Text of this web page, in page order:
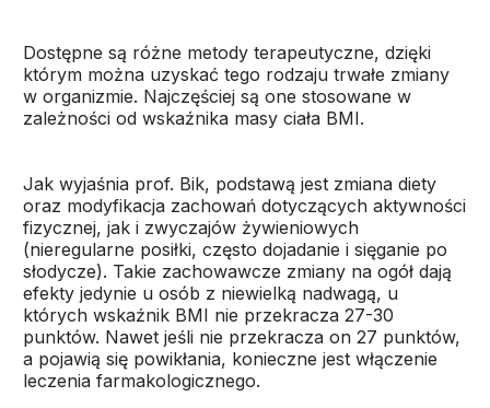
Dostępne są różne metody terapeutyczne, dzięki
którym można uzyskać tego rodzaju trwałe zmiany
w organizmie. Najczęściej są one stosowane w
zależności od wskaźnika masy ciała BMI.
Jak wyjaśnia prof. Bik, podstawą jest zmiana diety
oraz modyfikacja zachowań dotyczących aktywności
fizycznej, jak i zwyczajów żywieniowych
(nieregularne posiłki, często dojadanie i sięganie po
słodycze). Takie zachowawcze zmiany na ogół dają
efekty jedynie u osób z niewielką nadwagą, u
których wskaźnik BMI nie przekracza 27-30
punktów. Nawet jeśli nie przekracza on 27 punktów,
a pojawią się powikłania, konieczne jest włączenie
leczenia farmakologicznego.